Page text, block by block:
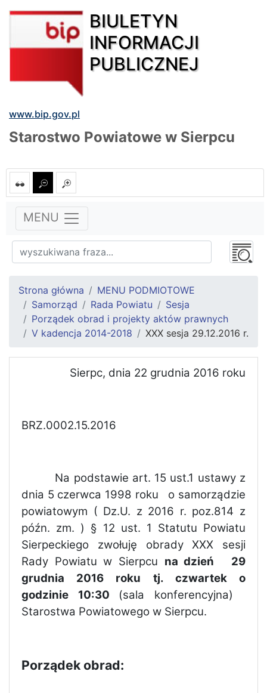
BIULETYN
INFORMACJI
PUBLICZNEJ
www.bip.gov.pl
Starostwo Powiatowe w Sierpcu
MENU
Strona główna
MENU PODMIOTOWE
Samorząd
Rada Powiatu
Sesja
Porządek obrad i projekty aktów prawnych
V kadencja 2014-2018
XXX sesja 29.12.2016 r.
Sierpc, dnia 22 grudnia 2016 roku
BRZ.0002.15.2016
Na podstawie art. 15 ust.1 ustawy z
dnia 5 czerwca 1998 roku o samorządzie
powiatowym ( Dz.U. z 2016 r. poz.814 z
późn. zm. ) § 12 ust. 1 Statutu Powiatu
Sierpeckiego zwołuję obrady XXX sesji
Rady Powiatu w Sierpcu na dzień 29
grudnia 2016 roku tj. czwartek o
godzinie 10:30 (sala konferencyjna)
Starostwa Powiatowego w Sierpcu.
Porządek obrad: